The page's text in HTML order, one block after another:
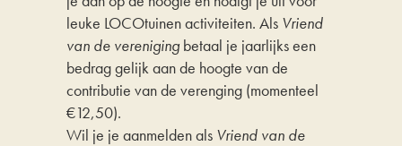
leuke LOCOtuinen activiteiten. Als Vriend
van de vereniging betaal je jaarlijks een
bedrag gelijk aan de hoogte van de
contributie van de verenging (momenteel
€12,50).
Wil je je aanmelden als Vriend van de